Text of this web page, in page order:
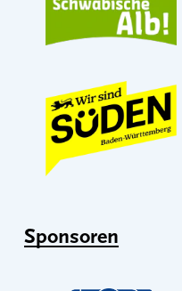
Sponsoren